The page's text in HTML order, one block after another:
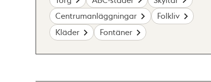
Centrumanläggningar
Folkliv
Kläder
Fontäner